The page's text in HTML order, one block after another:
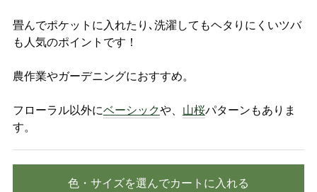
畳んでポケットに入れたり､洗濯してもヘタりにくいツバ
も人気のポイントです！
農作業やガーデニングにおすすめ。
フローラル以外にベーシックや、 山桜パターンもありま
す。
色・サイズを選んでカートに入れる